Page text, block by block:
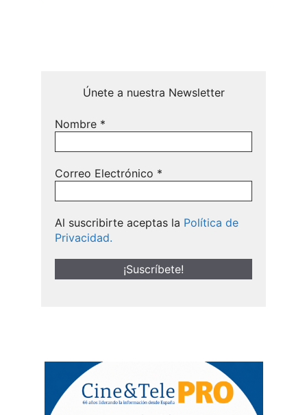
Únete a nuestra Newsletter
Nombre *
Correo Electrónico *
Al suscribirte aceptas la Política de
Privacidad.